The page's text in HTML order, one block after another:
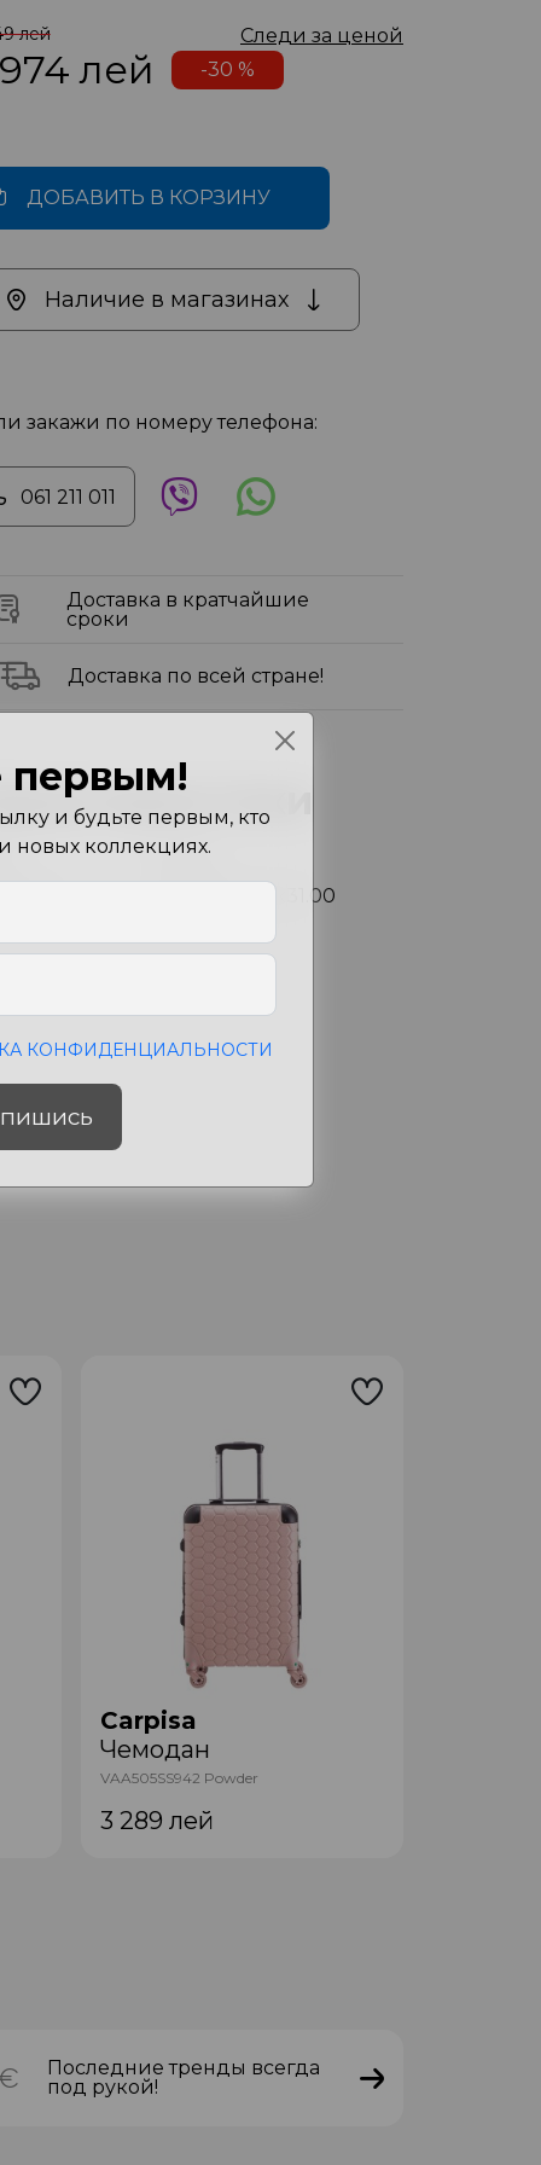
лей Следи за ценой
лей -30 %
ДОБАВИТЬ В КОРЗИНУ
Наличие в магазинах
закажи по номеру телефона:
061 211 011
Доставка в кратчайшие
сроки
Доставка по всей стране!
Peach
48.00x77.00x31.00
Carpisa
Чемодан
VAA505SS942 Powder
3 289 лей
Последние тренды всегда
под рукой!
первым!
и будьте первым, кто
новых коллекциях.
КОНФИДЕНЦИАЛЬНОСТИ